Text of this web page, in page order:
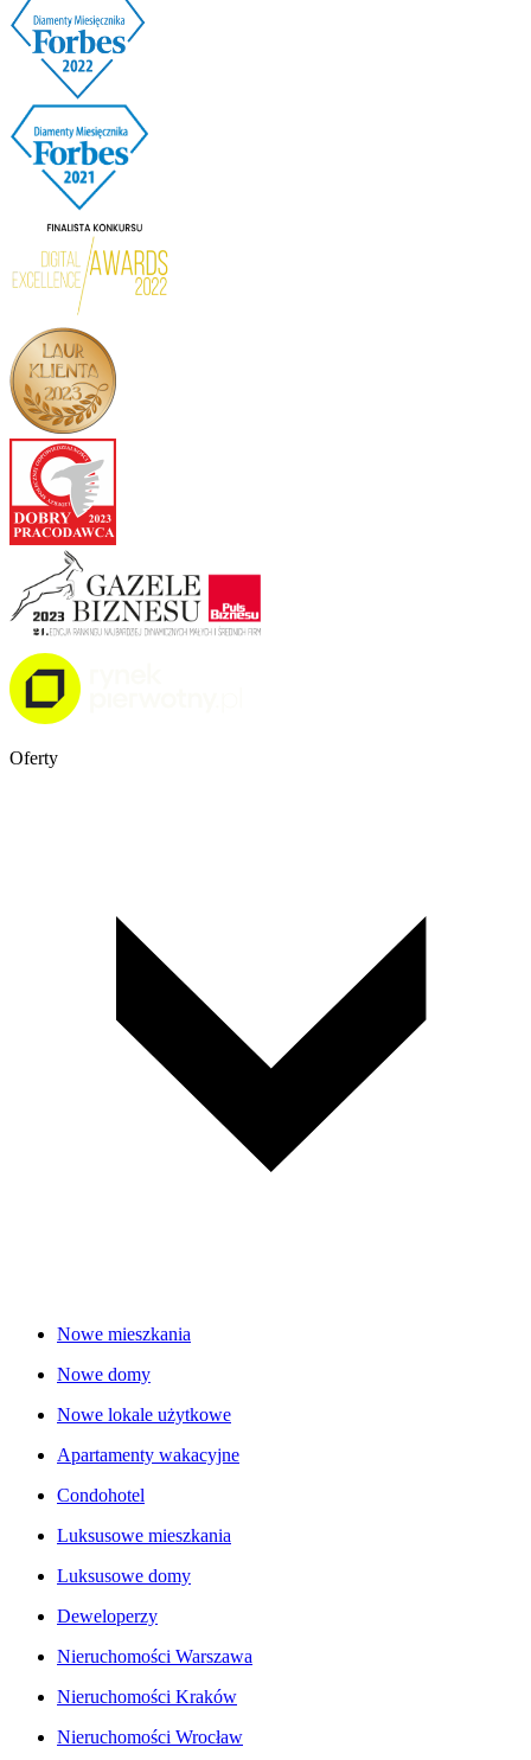
Oferty
Nowe mieszkania
Nowe domy
Nowe lokale użytkowe
Apartamenty wakacyjne
Condohotel
Luksusowe mieszkania
Luksusowe domy
Deweloperzy
Nieruchomości Warszawa
Nieruchomości Kraków
Nieruchomości Wrocław